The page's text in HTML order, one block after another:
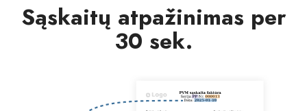
Sąskaitų atpažinimas per
30 sek.